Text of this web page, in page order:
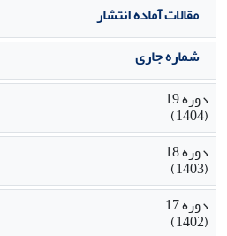
مقالات آماده انتشار
شماره جاری
دوره 19
(1404)
دوره 18
(1403)
دوره 17
(1402)